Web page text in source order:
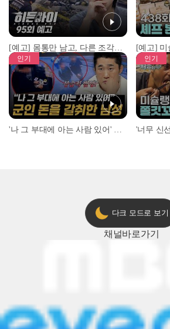
[예고] 몸통만 남고, 다른 조각은 어디에..? 시화호에서 드러난 충격적인 토막 살인사건!
인기 인기
다크 모드로 보기
채널바로가기